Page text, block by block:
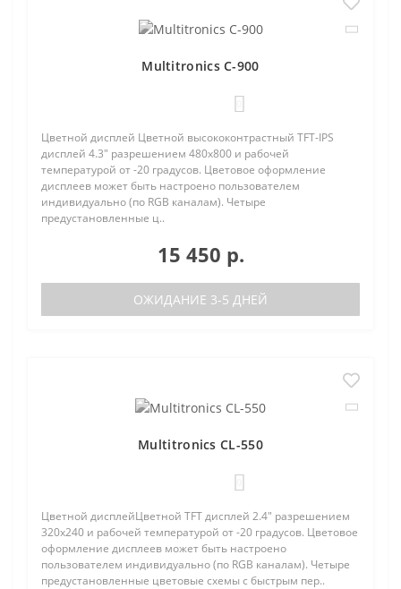
Multitronics C-900
Цветной дисплей Цветной высококонтрастный TFT-IPS
дисплей 4.3" разрешением 480х800 и рабочей
температурой от -20 градусов. Цветовое оформление
дисплеев может быть настроено пользователем
индивидуально (по RGB каналам). Четыре
предустановленные ц..
15 450 р.
ОЖИДАНИЕ 3-5 ДНЕЙ
Multitronics CL-550
Цветной дисплейЦветной TFT дисплей 2.4" разрешением
320х240 и рабочей температурой от -20 градусов. Цветовое
оформление дисплеев может быть настроено
пользователем индивидуально (по RGB каналам). Четыре
предустановленные цветовые схемы с быстрым пер..